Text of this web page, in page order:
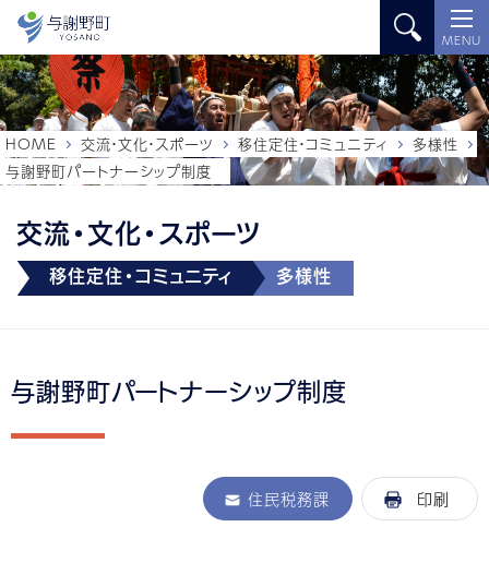
MENU
交流・文化・スポーツ
移住定住・コミュニティ 多様性
HOME 交流・文化・スポーツ 移住定住・コミュニティ
多様性
与謝野町パートナーシップ制度
与謝野町パートナーシップ制度
住民税務課 印刷